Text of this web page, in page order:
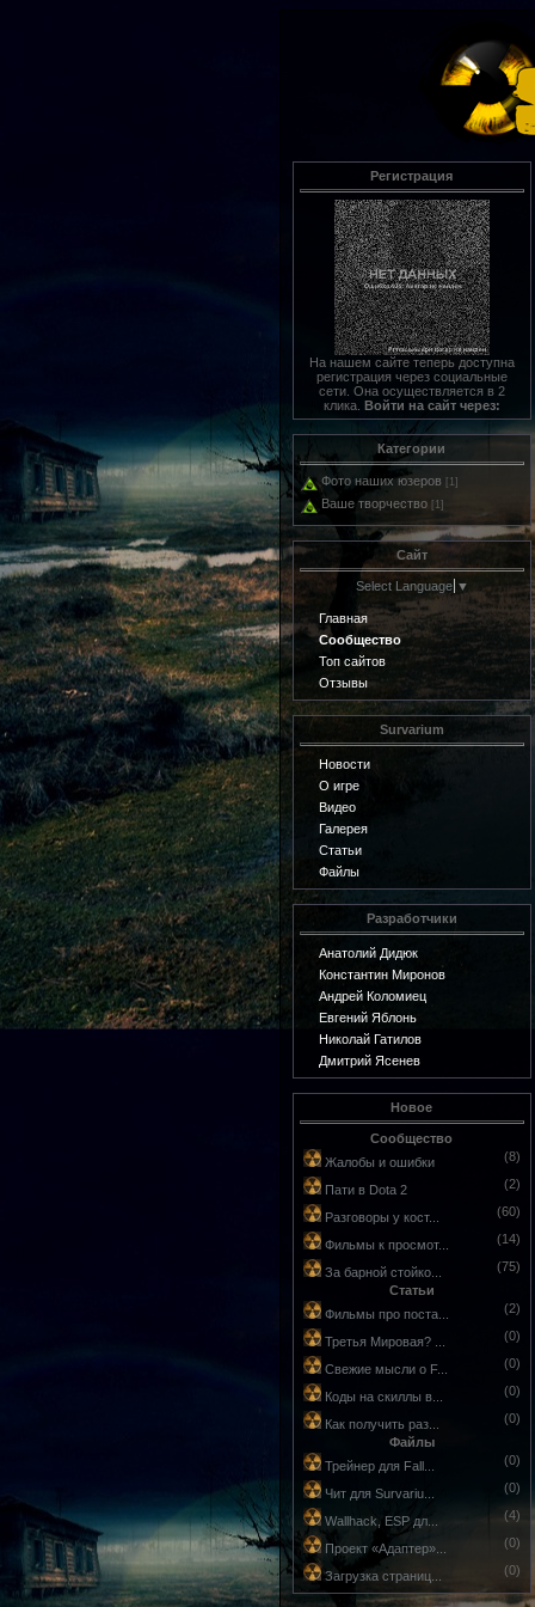
Регистрация
На нашем сайте теперь доступна
регистрация через социальные
сети. Она осуществляется в 2
клика. Войти на сайт через:
Категории
Фото наших юзеров [1]
Ваше творчество [1]
Сайт
Select Language ▼
Главная
Сообщество
Топ сайтов
Отзывы
Survarium
Новости
О игре
Видео
Галерея
Статьи
Файлы
Разработчики
Анатолий Дидюк
Константин Миронов
Андрей Коломиец
Евгений Яблонь
Николай Гатилов
Дмитрий Ясенев
Новое
Сообщество
Жалобы и ошибки
(8)
Пати в Dota 2 (2)
Разговоры у кост... (60)
Фильмы к просмот... (14)
За барной стойко...
(75)
Статьи
Фильмы про поста...
(2)
Третья Мировая? ... (0)
Свежие мысли о F... (0)
Коды на скиллы в... (0)
Как получить раз...
(0)
Файлы
Трейнер для Fall...
(0)
Чит для Survariu... (0)
Wallhack, ESP дл... (4)
Проект «Адаптер»... (0)
Загрузка страниц... (0)